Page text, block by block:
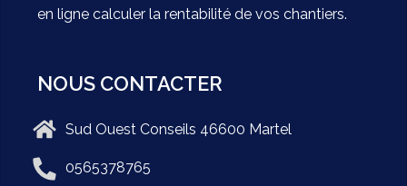
en ligne calculer la rentabilité de vos chantiers.
NOUS CONTACTER
Sud Ouest Conseils 46600 Martel
0565378765